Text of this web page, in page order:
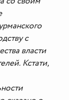
с
власти
Кстати,